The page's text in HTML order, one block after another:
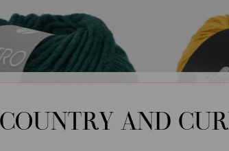
COUNTRY AND